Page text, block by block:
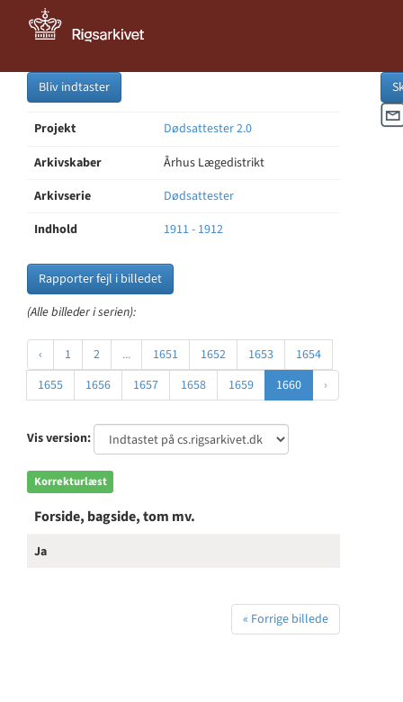
Bliv indtaster
Projekt
Dødsattester 2.0
Arkivskaber
Århus Lægedistrikt
Arkivserie
Dødsattester
Indhold
1911 - 1912
Rapporter fejl i billedet
(Alle billeder i serien):
‹ 1 2 ... 1651 1652 1653
1654
1655
1656 1657 1658 1659 1660 ›
Vis version:
Korrekturlæst
Forside, bagside, tom mv.
Ja
« Forrige billede